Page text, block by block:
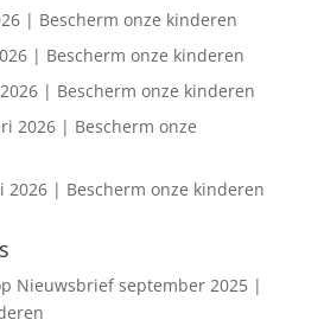
| Bescherm onze kinderen
| Bescherm onze kinderen
| Bescherm onze kinderen
2026 | Bescherm onze
| Bescherm onze kinderen
Nieuwsbrief september 2025 |